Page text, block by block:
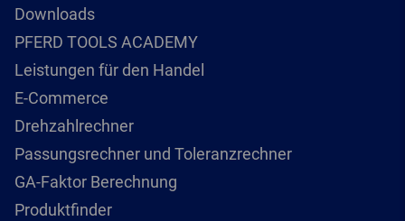
Downloads
PFERD TOOLS ACADEMY
Leistungen für den Handel
E-Commerce
Drehzahlrechner
Passungsrechner und Toleranzrechner
GA-Faktor Berechnung
Produktfinder